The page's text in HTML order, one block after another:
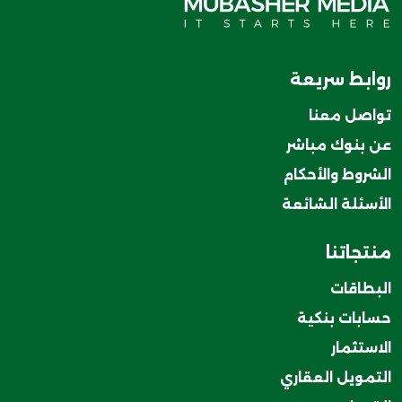
روابط سريعة
تواصل معنا
عن بنوك مباشر
الشروط والأحكام
الأسئلة الشائعة
منتجاتنا
البطاقات
حسابات بنكية
الاستثمار
التمويل العقاري